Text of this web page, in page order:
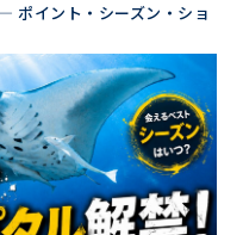
ポイント・シーズン・ショ